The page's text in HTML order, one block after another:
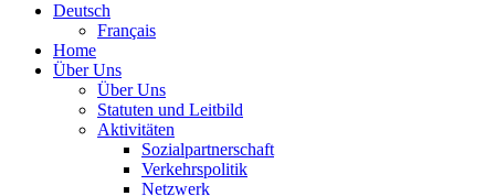
Deutsch
Français
Home
Über Uns
Über Uns
Statuten und Leitbild
Aktivitäten
Sozialpartnerschaft
Verkehrspolitik
Netzwerk